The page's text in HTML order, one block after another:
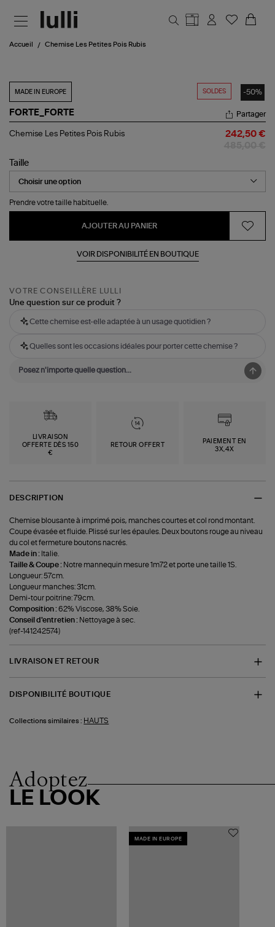
Accueil Chemise Les Petites Pois Rubis
SOLDES -50%
MADE IN EUROPE
FORTE_FORTE
Chemise
Pois
Rubis
Partager
Chemise Les Petites Pois Rubis 242,50 €
Taille
Prendre votre taille habituelle.
AJOUTER AU PANIER
VOIR DISPONIBILITÉ EN BOUTIQUE
VOTRE CONSEILLÈRE LULLI
Une question sur ce produit ?
Cette chemise est-elle adaptée à un usage quotidien ?
Quelles sont les occasions idéales pour porter cette chemise ?
LIVRAISON
OFFERTE DÈS 150
€
RETOUR OFFERT
PAIEMENT EN
3X,4X
DESCRIPTION
Chemise blousante à imprimé pois, manches courtes et col rond montant.
Coupe évasée et fluide. Plissé sur les épaules. Deux boutons rouge au niveau
du col et fermeture boutons nacrés.
Made in : Italie.
Taille & Coupe : Notre mannequin mesure 1m72 et porte une taille 1S.
Longueur: 57cm.
Longueur manches: 31cm.
Demi-tour poitrine: 79cm.
Composition :62% Viscose, 38% Soie.
Conseil d'entretien : Nettoyage à sec.
(ref-141242574)
LIVRAISON ET RETOUR
DISPONIBILITÉ BOUTIQUE
Collections similaires : HAUTS
Adoptez
LE LOOK
MADE IN EUROPE